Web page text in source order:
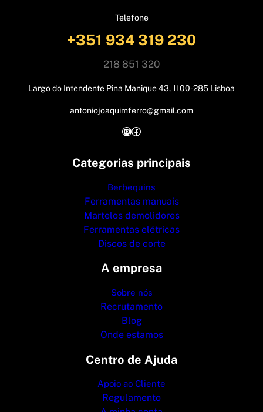
Telefone
+351 934 319 230
218 851 320
Largo do Intendente Pina Manique 43, 1100-285 Lisboa
antoniojoaquimferro@gmail.com
InstagramFacebook
Categorias principais
Berbequins
Ferramentas manuais
Martelos demolidores
Ferramentas elétricas
Discos de corte
A empresa
Sobre nós
Recrutamento
Blog
Onde estamos
Centro de Ajuda
Apoio ao Cliente
Regulamento